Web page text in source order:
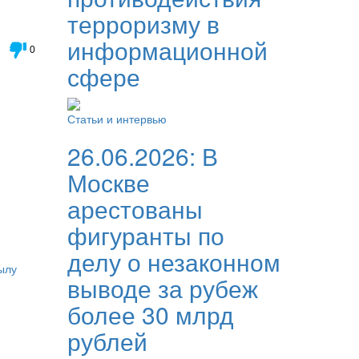
0
терроризму в
информационной
сфере
Статьи и интервью
26.06.2026: В
Москве
арестованы
фигуранты по
делу о незаконном
выводе за рубеж
более 30 млрд
рублей